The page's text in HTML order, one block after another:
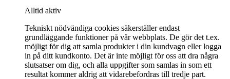
Alltid aktiv
Tekniskt nödvändiga cookies säkerställer endast
grundläggande funktioner på vår webbplats. De gör det t.ex.
möjligt för dig att samla produkter i din kundvagn eller logga
in på ditt kundkonto. Det är inte möjligt för oss att dra några
slutsatser om dig, och alla uppgifter som samlas in som ett
resultat kommer aldrig att vidarebefordras till tredje part.